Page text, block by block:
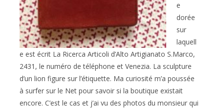
e
dorée
sur
laquell
e est écrit La Ricerca Articoli d’Alto Artigianato S.Marco,
2431, le numéro de téléphone et Venezia. La sculpture
d’un lion figure sur l’étiquette. Ma curiosité m’a poussée
à surfer sur le Net pour savoir si la boutique existait
encore. C’est le cas et j’ai vu des photos du monsieur qui